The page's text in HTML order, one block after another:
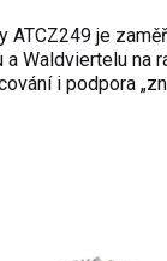
ATCZ249 je
Waldviertelu na
i podpora